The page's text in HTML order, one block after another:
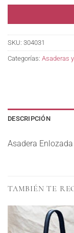
SKU: 304031
Categorías: Asaderas
DESCRIPCIÓN
Asadera
TAMBIÉN TE